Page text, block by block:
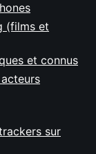
(films et
et connus
sur